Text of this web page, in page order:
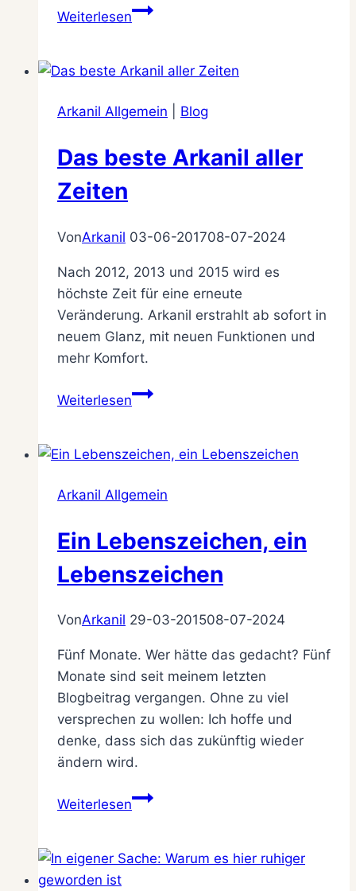
WeiterlesenIn
Arkanil
Newsletter
Arkanil Allgemein Blog
Das beste Arkanil aller
Zeiten
VonArkanil 03-06-201708-07-2024
Nach 2012, 2013 und 2015 wird es
höchste Zeit für eine erneute
Veränderung. Arkanil erstrahlt ab sofort in
neuem Glanz, mit neuen Funktionen und
mehr Komfort.
WeiterlesenDas
aller
Arkanil Allgemein
Ein Lebenszeichen, ein
Lebenszeichen
VonArkanil 29-03-201508-07-2024
Fünf Monate. Wer hätte das gedacht? Fünf
Monate sind seit meinem letzten
Blogbeitrag vergangen. Ohne zu viel
versprechen zu wollen: Ich hoffe und
denke, dass sich das zukünftig wieder
ändern wird.
WeiterlesenEin
Lebenszeichen